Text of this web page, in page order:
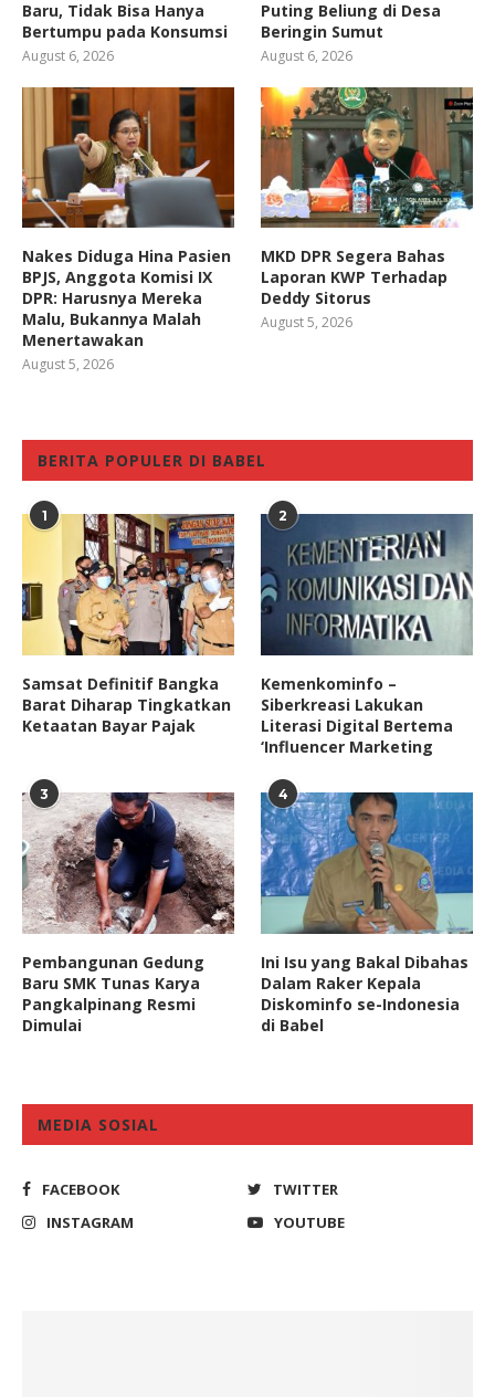
Baru, Tidak Bisa Hanya
Bertumpu pada Konsumsi
August 6, 2026
Puting Beliung di Desa
Beringin Sumut
August 6, 2026
Nakes Diduga Hina Pasien
BPJS, Anggota Komisi IX
DPR: Harusnya Mereka
Malu, Bukannya Malah
Menertawakan
August 5, 2026
MKD DPR Segera Bahas
Laporan KWP Terhadap
Deddy Sitorus
August 5, 2026
BERITA POPULER DI BABEL
1
Samsat Definitif Bangka
Barat Diharap Tingkatkan
Ketaatan Bayar Pajak
2
Kemenkominfo –
Siberkreasi Lakukan
Literasi Digital Bertema
‘Influencer Marketing
3
Pembangunan Gedung
Baru SMK Tunas Karya
Pangkalpinang Resmi
Dimulai
4
Ini Isu yang Bakal Dibahas
Dalam Raker Kepala
Diskominfo se-Indonesia
di Babel
MEDIA SOSIAL
FACEBOOK
TWITTER
INSTAGRAM
YOUTUBE